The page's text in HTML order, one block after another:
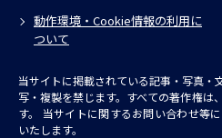
動作環境・Cookie情報の利用に
ついて
当サイトに掲載されている記事・写真・
写・複製を禁じます。すべての著作権は
す。
当サイトに関するお問い合わせ等
いたします。